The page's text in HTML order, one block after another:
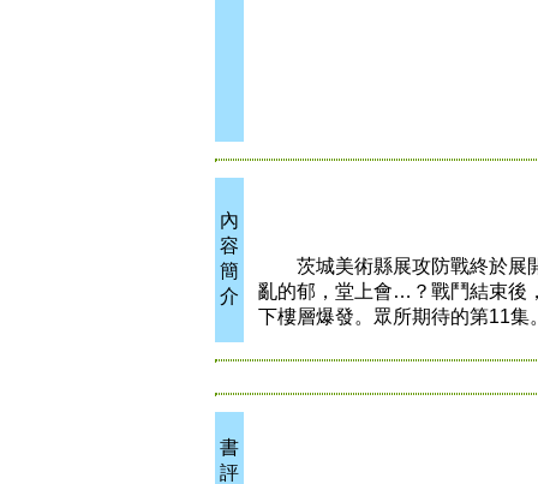
內
容
簡
介
茨城美術縣展攻防戰終於展開
亂的郁，堂上會…？戰鬥結束後
下樓層爆發。眾所期待的第11集
書
評